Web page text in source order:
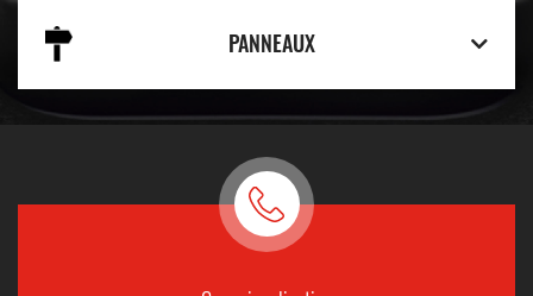
PANNEAUX